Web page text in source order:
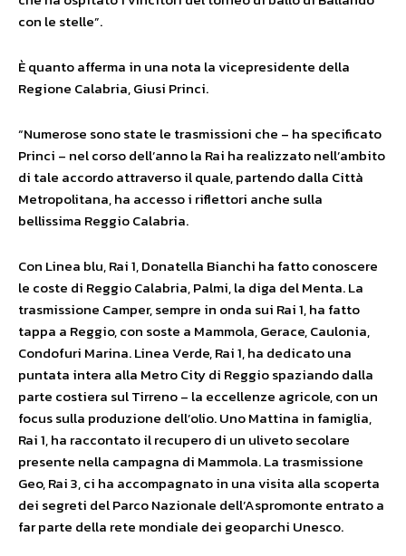
con le stelle”.
È quanto afferma in una nota la vicepresidente della
Regione Calabria, Giusi Princi.
“Numerose sono state le trasmissioni che – ha specificato
Princi – nel corso dell’anno la Rai ha realizzato nell’ambito
di tale accordo attraverso il quale, partendo dalla Città
Metropolitana, ha accesso i riflettori anche sulla
bellissima Reggio Calabria.
Con Linea blu, Rai 1, Donatella Bianchi ha fatto conoscere
le coste di Reggio Calabria, Palmi, la diga del Menta. La
trasmissione Camper, sempre in onda sui Rai 1, ha fatto
tappa a Reggio, con soste a Mammola, Gerace, Caulonia,
Condofuri Marina. Linea Verde, Rai 1, ha dedicato una
puntata intera alla Metro City di Reggio spaziando dalla
parte costiera sul Tirreno – la eccellenze agricole, con un
focus sulla produzione dell’olio. Uno Mattina in famiglia,
Rai 1, ha raccontato il recupero di un uliveto secolare
presente nella campagna di Mammola. La trasmissione
Geo, Rai 3, ci ha accompagnato in una visita alla scoperta
dei segreti del Parco Nazionale dell’Aspromonte entrato a
far parte della rete mondiale dei geoparchi Unesco.